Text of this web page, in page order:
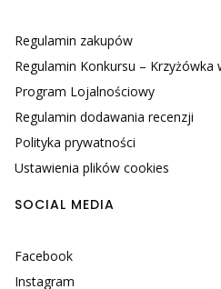
Regulamin zakupów
Regulamin Konkursu – Krzyżówka
Program Lojalnościowy
Regulamin dodawania recenzji
Polityka prywatności
Ustawienia plików cookies
SOCIAL MEDIA
Facebook
Instagram